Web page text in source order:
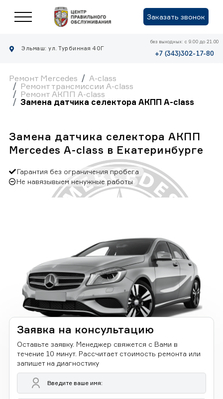
Заказать звонок
Эльмаш: ул. Турбинная 40Г
без выходных: с 9.00 до 21.00
+7 (343)302-17-80
Ремонт Mercedes
A-class
Ремонт трансмиссии A-class
Ремонт АКПП A-class
Замена датчика селектора АКПП A-class
Замена датчика селектора АКПП
Mercedes A-class в Екатеринбурге
Гарантия без ограничения пробега
Не навязывыем ненужные работы
Заявка на консультацию
Оставьте заявку. Менеджер свяжется с Вами в
течение 10 минут. Рассчитает стоимость ремонта или
запишет на диагностику